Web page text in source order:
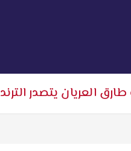
العريان يتصدر الترند